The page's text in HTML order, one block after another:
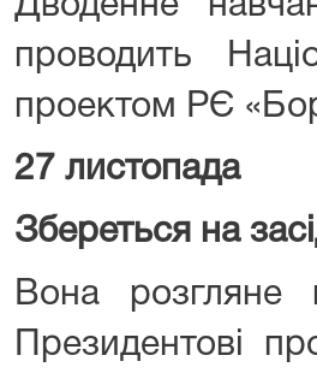
Дводенне
проводить
проектом РЄ
27 листопада
Збереться на
Вона розгляне
Президентові